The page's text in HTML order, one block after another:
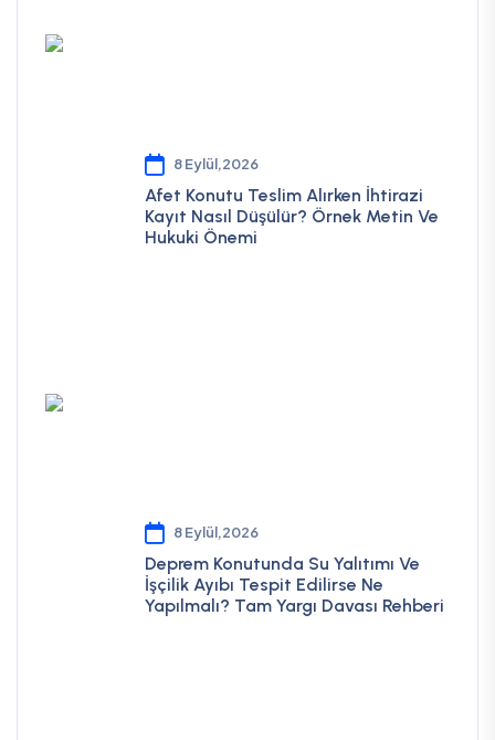
8 Eylül,2026
Afet Konutu Teslim Alırken İhtirazi
Kayıt Nasıl Düşülür? Örnek Metin Ve
Hukuki Önemi
8 Eylül,2026
Deprem Konutunda Su Yalıtımı Ve
İşçilik Ayıbı Tespit Edilirse Ne
Yapılmalı? Tam Yargı Davası Rehberi